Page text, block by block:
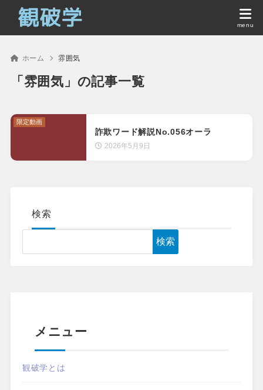
ホーム 雰囲気
「雰囲気」の記事一覧
詐欺ワード解説No.056オーラ
2026年5月9日
限定動画
検索
検索
メニュー
観破学とは